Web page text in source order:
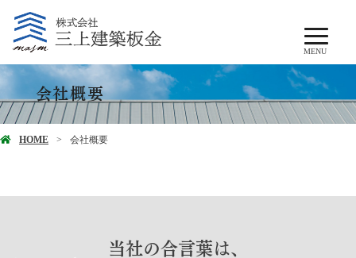
MENU
会社概要
HOME 会社概要
当社の合言葉は、